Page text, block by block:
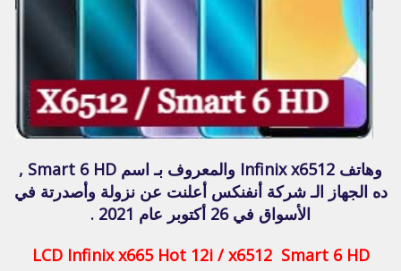
وهاتف Infinix x6512 والمعروف بـ اسم Smart 6 HD ,
ده الجهاز الـ شركة أنفنكس أعلنت عن نزولة وأصدرتة في
الأسواق في 26 أكتوبر عام 2021 .
LCD Infinix x665 Hot 12i / x6512 Smart 6 HD